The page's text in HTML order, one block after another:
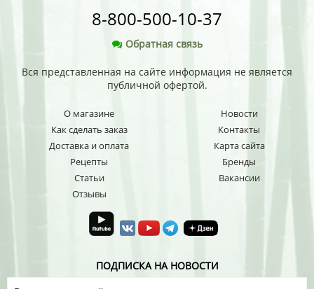
8-800-500-10-37
Обратная связь
Вся представленная на сайте информация не является
публичной офертой.
О магазине
Как сделать заказ
Доставка и оплата
Рецепты
Статьи
Отзывы
Новости
Контакты
Карта сайта
Бренды
Вакансии
ПОДПИСКА НА НОВОСТИ